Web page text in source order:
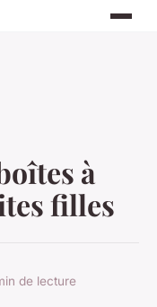
à
filles
de lecture